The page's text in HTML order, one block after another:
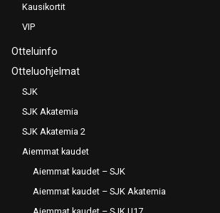
Kausikortit
VIP
Otteluinfo
Otteluohjelmat
SJK
SJK Akatemia
SJK Akatemia 2
Aiemmat kaudet
Aiemmat kaudet – SJK
Aiemmat kaudet – SJK Akatemia